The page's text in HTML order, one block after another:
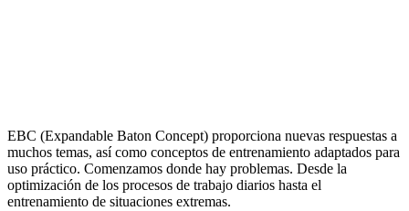
EBC (Expandable Baton Concept) proporciona nuevas respuestas a
muchos temas, así como conceptos de entrenamiento adaptados para
uso práctico. Comenzamos donde hay problemas. Desde la
optimización de los procesos de trabajo diarios hasta el
entrenamiento de situaciones extremas.